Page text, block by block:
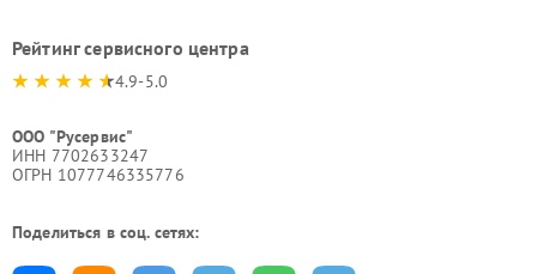
Рейтинг сервисного центра
4.9-5.0
ООО "Русервис"
ИНН 7702633247
ОГРН 1077746335776
Поделиться в соц. сетях: